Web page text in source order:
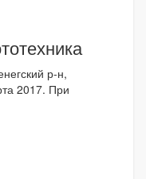
р-н,
2017. При